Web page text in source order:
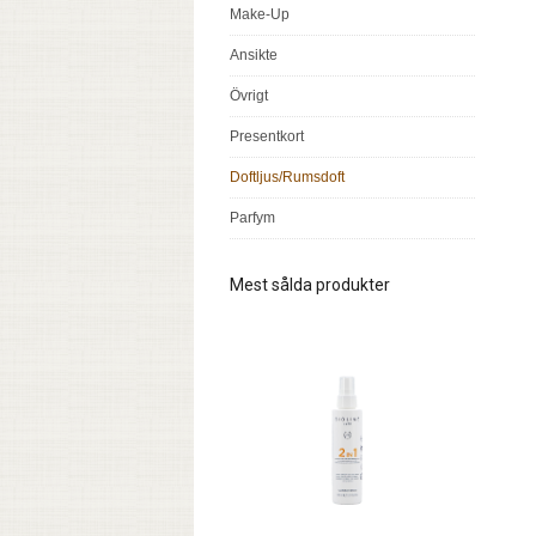
Make-Up
Ansikte
Övrigt
Presentkort
Doftljus/Rumsdoft
Parfym
Mest sålda produkter